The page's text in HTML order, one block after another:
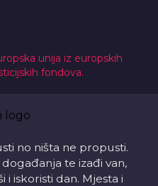
unija iz europskih
fondova.
no ništa ne propusti.
te izađi van,
i iskoristi dan. Mjesta i